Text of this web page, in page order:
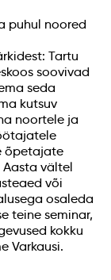
puhul noored
Tartu
soovivad
seda
kutsuv
noortele ja
õpetajate
vältel
või
osaleda
teine seminar,
kokku
Varkausi.